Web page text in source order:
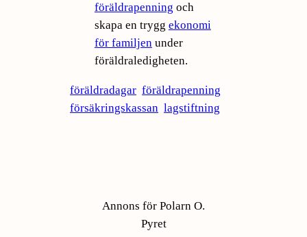
föräldrapenning och
skapa en trygg ekonomi
för familjenunder
föräldraledigheten.
föräldradagar föräldrapenning
försäkringskassan lagstiftning
Annons för Polarn O.
Pyret